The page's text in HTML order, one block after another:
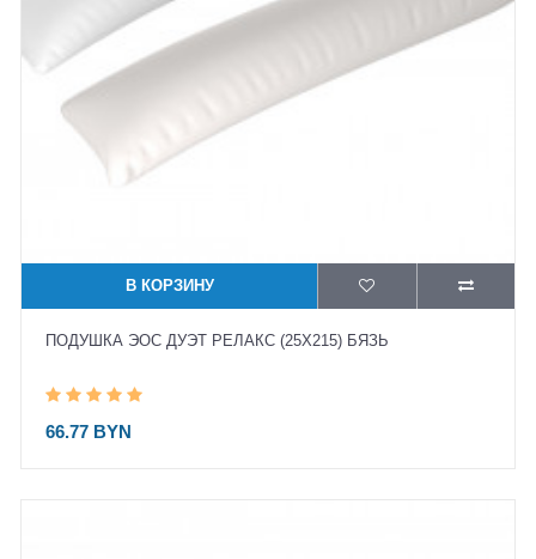
В КОРЗИНУ
ПОДУШКА ЭОС ДУЭТ РЕЛАКС (25X215) БЯЗЬ
66.77 BYN